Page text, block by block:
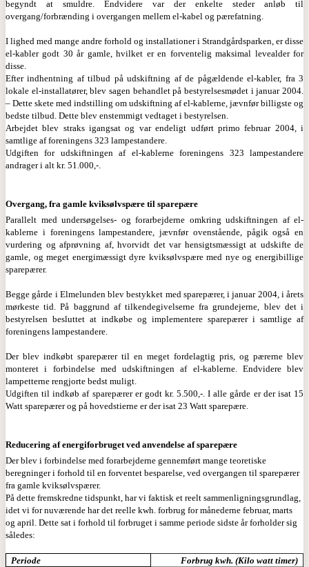
begyndt at smuldre. Endvidere var der enkelte steder anløb til
overgang/forbrænding i overgangen mellem el-kabel og pærefatning.
I lighed med mange andre forhold og installationer i Strandgårdsparken, er disse
el-kabler godt 30 år gamle, hvilket er en forventelig maksimal levealder for
disse.
Efter indhentning af tilbud på udskiftning af de pågældende el-kabler, fra 3
lokale el-installatører, blev sagen behandlet på bestyrelsesmødet i januar 2004.
– Dette skete med indstilling om udskiftning af el-kablerne, jævnfør billigste og
bedste tilbud. Dette blev enstemmigt vedtaget i bestyrelsen.
Arbejdet blev straks igangsat og var endeligt udført primo februar 2004, i
samtlige af foreningens 323 lampestandere.
Udgiften for udskiftningen af el-kablerne foreningens 323 lampestandere
andrager i alt kr. 51.000,-.
Overgang, fra gamle kviksølvspære til sparepære
Parallelt med undersøgelses- og forarbejderne omkring udskiftningen af el-
kablerne i foreningens lampestandere, jævnfør ovenstående, pågik også en
vurdering og afprøvning af, hvorvidt det var hensigtsmæssigt at udskifte de
gamle, og meget energimæssigt dyre kviksølvspære med nye og energibillige
sparepærer.
Begge gårde i Elmelunden blev bestykket med sparepærer, i januar 2004, i årets
mørkeste tid. På baggrund af tilkendegivelserne fra grundejerne, blev det i
bestyrelsen besluttet at indkøbe og implementere sparepærer i samtlige af
foreningens lampestandere.
Der blev indkøbt sparepærer til en meget fordelagtig pris, og pærerne blev
monteret i forbindelse med udskiftningen af el-kablerne. Endvidere blev
lampetterne rengjorte bedst muligt.
Udgiften til indkøb af sparepærer er godt kr. 5.500,-. I alle gårde er der isat 15
Watt sparepærer og på hovedstierne er der isat 23 Watt sparepære.
Reducering af energiforbruget ved anvendelse af sparepære
Der blev i forbindelse med forarbejderne gennemført mange teoretiske
beregninger i forhold til en forventet besparelse, ved overgangen til sparepærer
fra gamle kviksølvspærer.
På dette fremskredne tidspunkt, har vi faktisk et reelt sammenligningsgrundlag,
idet vi for nuværende har det reelle kwh. forbrug for månederne februar, marts
og april. Dette sat i forhold til forbruget i samme periode sidste år forholder sig
således:
Periode
Forbrug kwh. (Kilo watt timer)